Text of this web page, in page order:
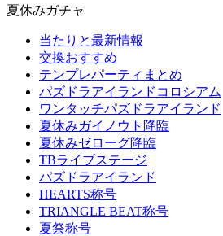
夏休みガチャ
当たりと最新情報
交換おすすめ
テンプレパーティまとめ
パズドラアイランドコロシアム
ワンタッチパズドラアイランド
夏休みガイノウト降臨
夏休みゼローグ降臨
TBライブステージ
パズドラアイランド
HEARTS称号
TRIANGLE BEAT称号
夏祭称号